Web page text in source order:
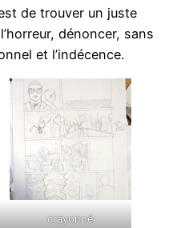
de trouver un juste
dénoncer, sans
et l’indécence.
crayonné